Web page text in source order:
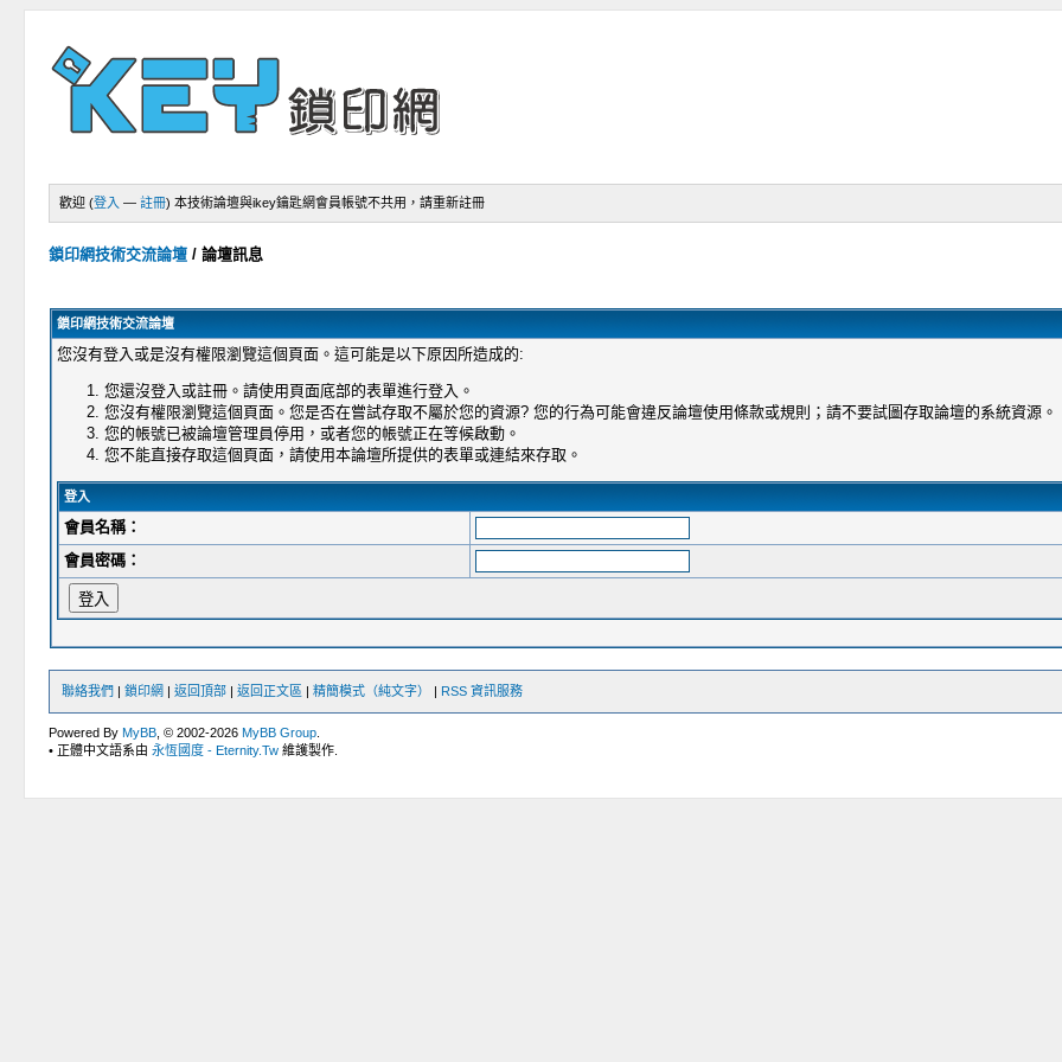
歡迎 (登入 —註冊) 本技術論壇與ikey鑰匙網會員帳號不共用，請重新註冊
鎖印網技術交流論壇 /論壇訊息
鎖印網技術交流論壇
您沒有登入或是沒有權限瀏覽這個頁面。這可能是以下原因所造成的:
您還沒登入或註冊。請使用頁面底部的表單進行登入。
您沒有權限瀏覽這個頁面。您是否在嘗試存取不屬於您的資源? 您的行為可能會違反論壇使用條款或規則；請不要試圖存取論壇的系統資源。
您的帳號已被論壇管理員停用，或者您的帳號正在等候啟動。
您不能直接存取這個頁面，請使用本論壇所提供的表單或連結來存取。
登入
會員名稱：
會員密碼：
聯絡我們 |鎖印網 |返回頂部 |返回正文區 |精簡模式（純文字） | RSS 資訊服務
Powered ByMyBB , © 2002-2026MyBB Group
• 正體中文語系由永恆國度 - Eternity.Tw 維護製作.